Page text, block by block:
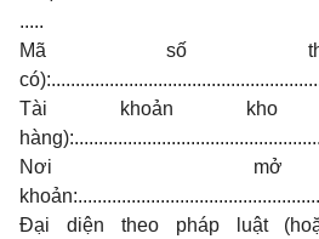
.....
Mã số
Tài khoản kho
Nơi
Đại diện theo pháp luật